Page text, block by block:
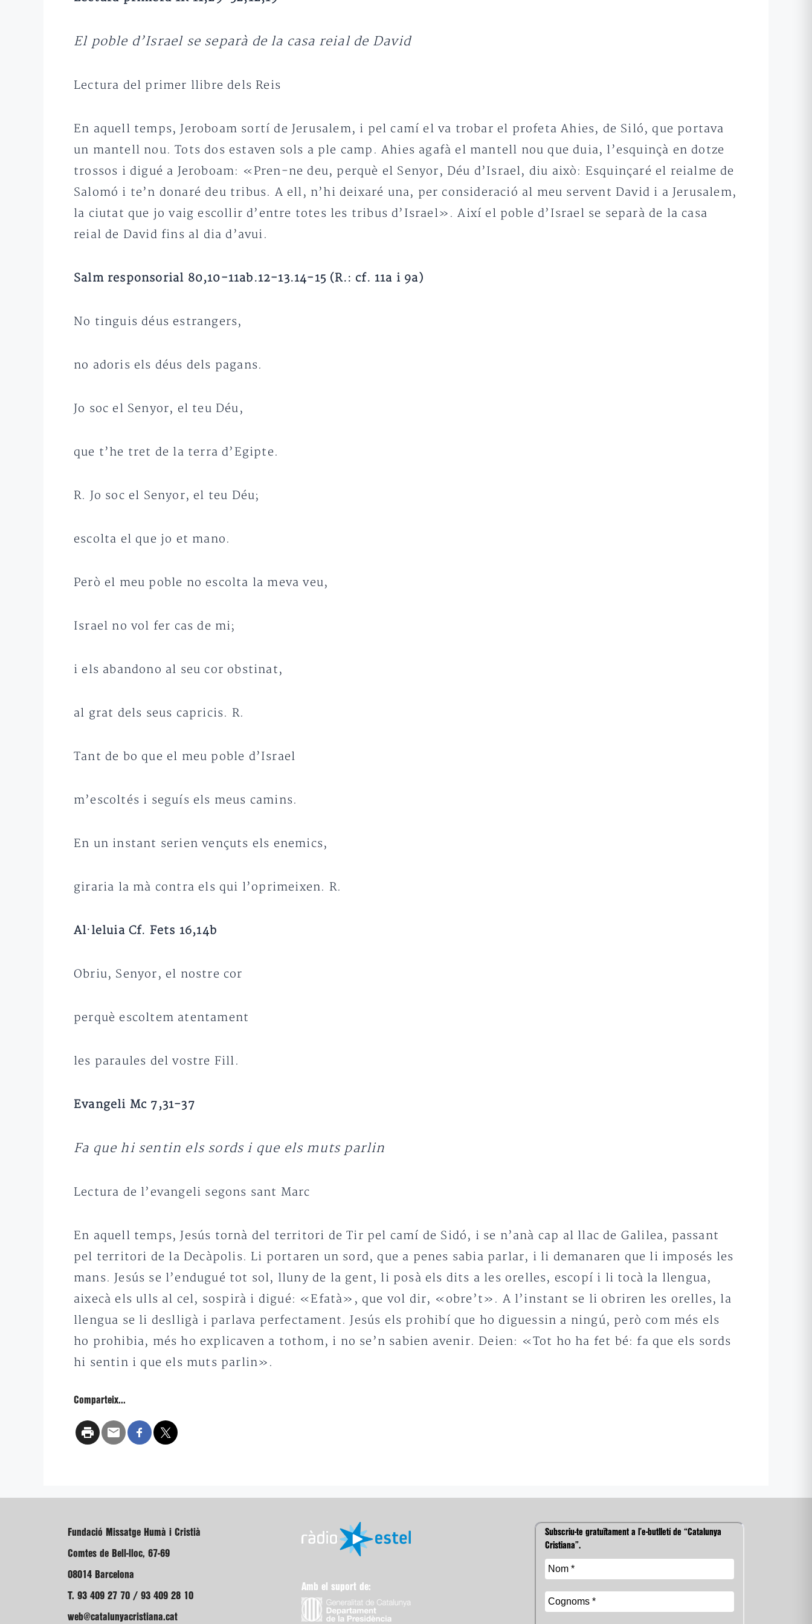
El poble d’Israel se separà de la casa reial de David
Lectura del primer llibre dels Reis
En aquell temps, Jeroboam sortí de Jerusalem, i pel camí el va trobar el profeta Ahies, de Siló, que portava
un mantell nou. Tots dos estaven sols a ple camp. Ahies agafà el mantell nou que duia, l’esquinçà en dotze
trossos i digué a Jeroboam: «Pren-ne deu, perquè el Senyor, Déu d’Israel, diu això: Esquinçaré el reialme de
Salomó i te’n donaré deu tribus. A ell, n’hi deixaré una, per consideració al meu servent David i a Jerusalem,
la ciutat que jo vaig escollir d’entre totes les tribus d’Israel». Així el poble d’Israel se separà de la casa
reial de David fins al dia d’avui.
Salm responsorial 80,10-11ab.12-13.14-15 (R.: cf. 11a i 9a)
No tinguis déus estrangers,
no adoris els déus dels pagans.
Jo soc el Senyor, el teu Déu,
que t’he tret de la terra d’Egipte.
R. Jo soc el Senyor, el teu Déu;
escolta el que jo et mano.
Però el meu poble no escolta la meva veu,
Israel no vol fer cas de mi;
i els abandono al seu cor obstinat,
al grat dels seus capricis. R.
Tant de bo que el meu poble d’Israel
m’escoltés i seguís els meus camins.
En un instant serien vençuts els enemics,
giraria la mà contra els qui l’oprimeixen. R.
Al·leluia Cf. Fets 16,14b
Obriu, Senyor, el nostre cor
perquè escoltem atentament
les paraules del vostre Fill.
Evangeli Mc 7,31-37
Fa que hi sentin els sords i que els muts parlin
Lectura de l’evangeli segons sant Marc
En aquell temps, Jesús tornà del territori de Tir pel camí de Sidó, i se n’anà cap al llac de Galilea, passant
pel territori de la Decàpolis. Li portaren un sord, que a penes sabia parlar, i li demanaren que li imposés les
mans. Jesús se l’endugué tot sol, lluny de la gent, li posà els dits a les orelles, escopí i li tocà la llengua,
aixecà els ulls al cel, sospirà i digué: «Efatà», que vol dir, «obre’t». A l’instant se li obriren les orelles, la
llengua se li deslligà i parlava perfectament. Jesús els prohibí que ho diguessin a ningú, però com més els
ho prohibia, més ho explicaven a tothom, i no se’n sabien avenir. Deien: «Tot ho ha fet bé: fa que els sords
hi sentin i que els muts parlin».
Comparteix...
Fundació Missatge Humà i Cristià
Comtes de Bell-lloc, 67-69
08014 Barcelona
T. 93 409 27 70 / 93 409 28 10
web@catalunyacristiana.cat
Amb el suport de:
Subscriu-te gratuïtament a l’e-butlletí de “Catalunya
Cristiana”.